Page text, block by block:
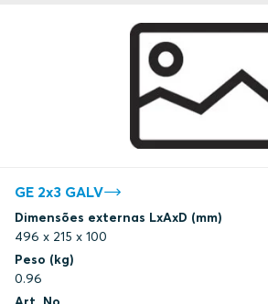
GE 2x3 GALV
Dimensões externas LxAxD (mm)
496 x 215 x 100
Peso (kg)
0.96